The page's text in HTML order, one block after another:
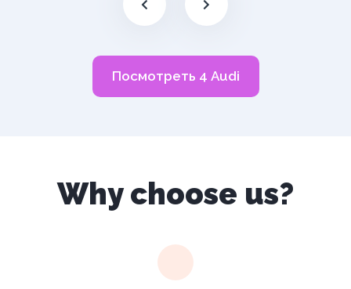
Посмотреть 4 Audi
Why choose us?